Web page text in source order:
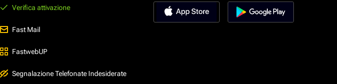
Verifica attivazione
Fast Mail
FastwebUP
Segnalazione Telefonate Indesiderate